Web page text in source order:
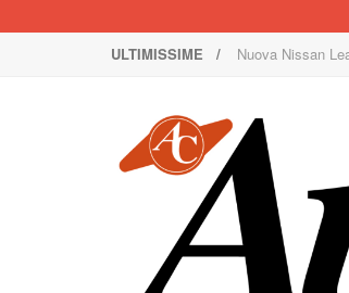
ULTIMISSIME / Nuova Nissan
Il Concorso Villa
I SUV Premium
Il ritorno della
AutoCapital di